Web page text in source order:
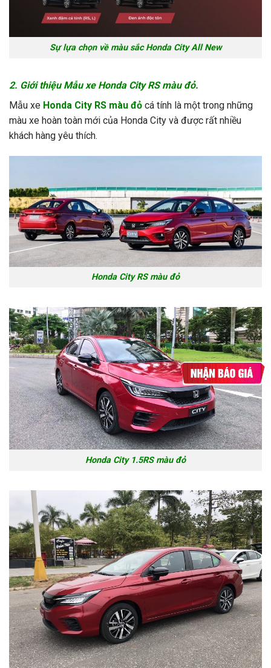
Sự lựa chọn về màu sắc Honda City All New
2. Giới thiệu Mẫu xe Honda City RS màu đỏ.
Mẫu xe Honda City RS màu đỏ cá tính là một trong những
màu xe hoàn toàn mới của Honda City và được rất nhiều
khách hàng yêu thích.
Honda City RS màu đỏ
Honda City 1.5RS màu đỏ